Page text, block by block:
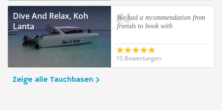
Dive And Relax, Koh
Lanta
We had a recommendation from
friends to book with
10 Bewertungen
Zeige alle Tauchbasen